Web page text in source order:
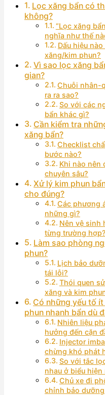
Lọc xăng bẩn có
không?
“Lọc xăng
nghĩa như thế
Dấu hiệu
xăng/kim phun?
Vì sao lọc xăng
gian?
Chuỗi nhân-
ra ra sao?
So với các
bẩn khác gì?
Cần kiểm tra
xăng bẩn?
Checklist
bước nào?
Khi nào nên
chuyên sâu?
Xử lý kim phun
cho đúng?
Các phương
những gì?
Nên vệ sinh
từng trường hợp?
Làm sao phòng
phun?
Lịch bảo
tái lỗi?
Thói quen
xăng và kim
Có những yếu tố
phun nhanh bẩn dù
Nhiên liệu
hưởng đến cặn
Injector
chừng khó phát
So với tắc
nhau ở biểu hiện
Chủ xe đi
chỉnh bảo